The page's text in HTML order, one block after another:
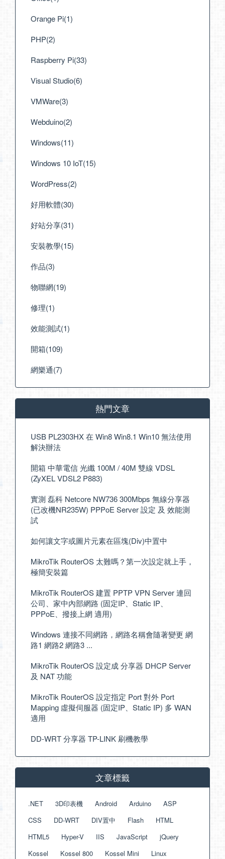
Orange Pi(1)
PHP(2)
Raspberry Pi(33)
Visual Studio(6)
VMWare(3)
Webduino(2)
Windows(11)
Windows 10 IoT(15)
WordPress(2)
好用軟體(30)
好站分享(31)
安裝教學(15)
作品(3)
物聯網(19)
修理(1)
效能測試(1)
開箱(109)
網樂通(7)
熱門文章
USB PL2303HX 在 Win8 Win8.1 Win10 無法使用
解決辦法
開箱 中華電信 光纖 100M / 40M 雙線 VDSL
(ZyXEL VDSL2 P883)
實測 磊科 Netcore NW736 300Mbps 無線分享器
(已改機NR235W) PPPoE Server 設定 及 效能測
試
如何讓文字或圖片元素在區塊(Div)中置中
MikroTik RouterOS 太難嗎？第一次設定就上手，
極簡安裝篇
MikroTik RouterOS 建置 PPTP VPN Server 連回
公司、家中內部網路 (固定IP、Static IP、
PPPoE、撥接上網 適用)
Windows 連接不同網路，網路名稱會隨著變更 網
路1 網路2 網路3 ...
MikroTik RouterOS 設定成 分享器 DHCP Server
及 NAT 功能
MikroTik RouterOS 設定指定 Port 對外 Port
Mapping 虛擬伺服器 (固定IP、Static IP) 多 WAN
適用
DD-WRT 分享器 TP-LINK 刷機教學
文章標籤
.NET 3D印表機 Android Arduino
ASP
CSS
DD-WRT DIV置中 Flash
HTML
HTML5
Hyper-V IIS JavaScript
jQuery
Kossel
Kossel 800 Kossel Mini
Linux